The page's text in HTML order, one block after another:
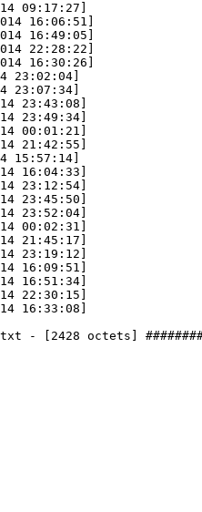
09:17:27]
16:06:51]
16:49:05]
22:28:22]
16:30:26]
23:02:04]
23:07:34]
23:43:08]
23:49:34]
00:01:21]
21:42:55]
15:57:14]
16:04:33]
23:12:54]
23:45:50]
23:52:04]
00:02:31]
21:45:17]
23:19:12]
16:09:51]
16:51:34]
22:30:15]
16:33:08]